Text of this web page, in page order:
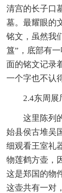
清宫的长子口
墓。最耀眼的
铭文，虽然我
簋”，底部有
面的铭文记录
一个字也不认
2.4东周展
这里陈列的
始县侯古堆吴
细观看王室礼
物莲鹤方壶，
这是郑国的物
这壶共有一对